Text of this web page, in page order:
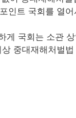
인트 국회를 열
게 국회는 소관
상 중대재해처벌